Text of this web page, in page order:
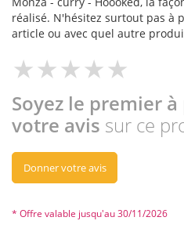
réalisé. N'hésitez surtout pas à
article ou avec quel autre
Soyez le premier
votre avis sur ce
Donner votre avis
* Offre valable jusqu'au 30/11/2026